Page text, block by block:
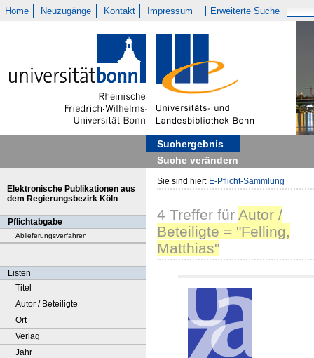
Home Neuzugänge Kontakt Impressum Erweiterte Suche
Suchergebnis
Suche verändern
Elektronische Publikationen aus
dem Regierungsbezirk Köln
Pflichtabgabe
Ablieferungsverfahren
Listen
Titel
Autor / Beteiligte
Ort
Verlag
Jahr
Sie sind hier: E-Pflicht-Sammlung
4 Treffer für Autor /
Beteiligte = "Felling,
Matthias"